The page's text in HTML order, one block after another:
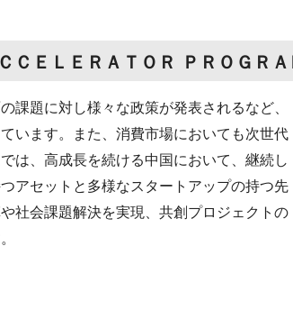
ＣＥＬＥＲＡＴＯＲ ＰＲＯＧＲ
題に対し様々な政策が発表されるなど、
います。また、消費市場においても次世代
は、高成長を続ける中国において、継続し
アセットと多様なスタートアップの持つ先
社会課題解決を実現、共創プロジェクトの